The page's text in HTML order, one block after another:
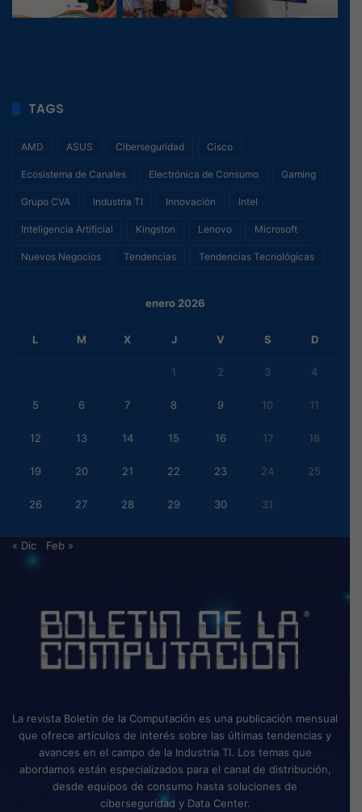
TAGS
AMD ASUS Ciberseguridad Cisco
Ecosistema de Canales Electrónica de Consumo Gaming
Grupo CVA Industria TI Innovación Intel
Inteligencia Artificial Kingston Lenovo Microsoft
Nuevos Negocios Tendencias Tendencias Tecnológicas
enero 2026
L M X J V S D
1 2 3 4
5 6 7 8 9 10 11
12 13 14 15 16 17 18
19 20 21 22 23 24 25
26 27 28 29 30 31
« Dic Feb »
La revista Boletín de la Computación es una publicación mensual
que ofrece artículos de interés sobre las últimas tendencias y
avances en el campo de la Industria TI. Los temas que
abordamos están especializados para el canal de distribución,
desde equipos de consumo hasta soluciones de
ciberseguridad y Data Center.